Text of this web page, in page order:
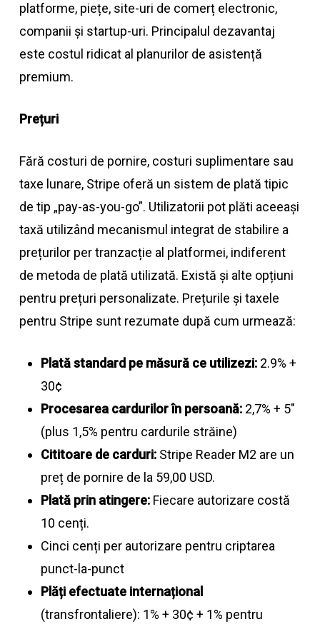
platforme, piețe, site-uri de comerț electronic,
companii și startup-uri. Principalul dezavantaj
este costul ridicat al planurilor de asistență
premium.
Prețuri
Fără costuri de pornire, costuri suplimentare sau
taxe lunare, Stripe oferă un sistem de plată tipic
de tip „pay-as-you-go”. Utilizatorii pot plăti aceeași
taxă utilizând mecanismul integrat de stabilire a
prețurilor per tranzacție al platformei, indiferent
de metoda de plată utilizată. Există și alte opțiuni
pentru prețuri personalizate. Prețurile și taxele
pentru Stripe sunt rezumate după cum urmează:
Plată standard pe măsură ce utilizezi:2.9% +
30¢
Procesarea cardurilor în persoană:2,7% + 5"
(plus 1,5% pentru cardurile străine)
Cititoare de carduri:Stripe Reader M2 are un
preț de pornire de la 59,00 USD.
Plată prin atingere:Fiecare autorizare costă
10 cenți.
Cinci cenți per autorizare pentru criptarea
punct-la-punct
Plăți efectuate internațional
(transfrontaliere): 1% + 30¢ + 1% pentru